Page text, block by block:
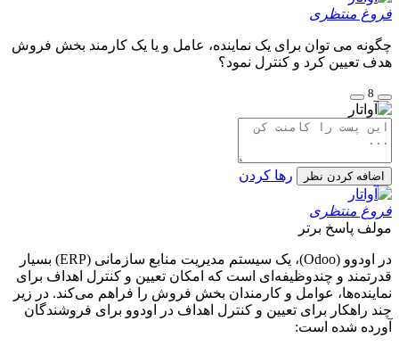
فروغ منتظری
چگونه می توان برای یک نماینده، عامل و یا یک کارمند بخش فروش
هدف تعیین کرد و کنترل نمود؟
8
اضافه کردن نظر رها کردن
فروغ منتظری
مولف پاسخ برتر
در اودوو (Odoo)، یک سیستم مدیریت منابع سازمانی (ERP) بسیار
قدرتمند و چندوظیفه‌ای است که امکان تعیین و کنترل اهداف برای
نماینده‌ها، عوامل و کارمندان بخش فروش را فراهم می‌کند. در زیر
چند راهکار برای تعیین و کنترل اهداف در اودوو برای فروشندگان
آورده شده است: